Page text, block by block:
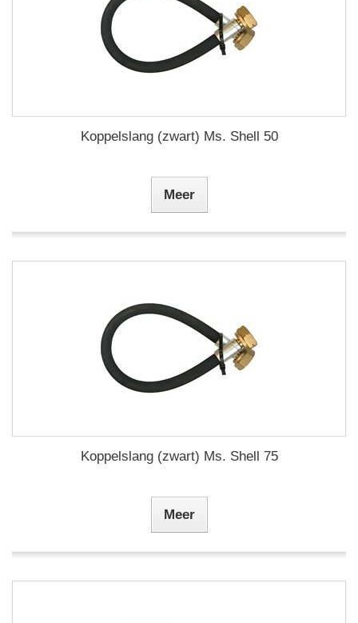
Koppelslang (zwart) Ms. Shell 50
Meer
Koppelslang (zwart) Ms. Shell 75
Meer